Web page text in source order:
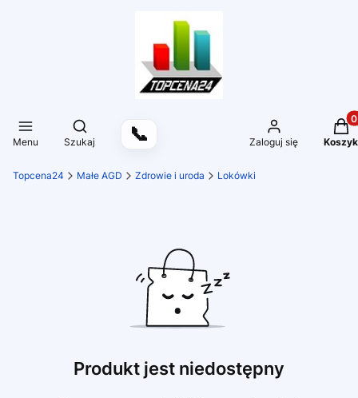
Menu
Otwórz wyszukiwarkę
Szukaj 📞 Zaloguj się Koszyk
Topcena24 Małe AGD Zdrowie i uroda Lokówki
Produkt jest niedostępny